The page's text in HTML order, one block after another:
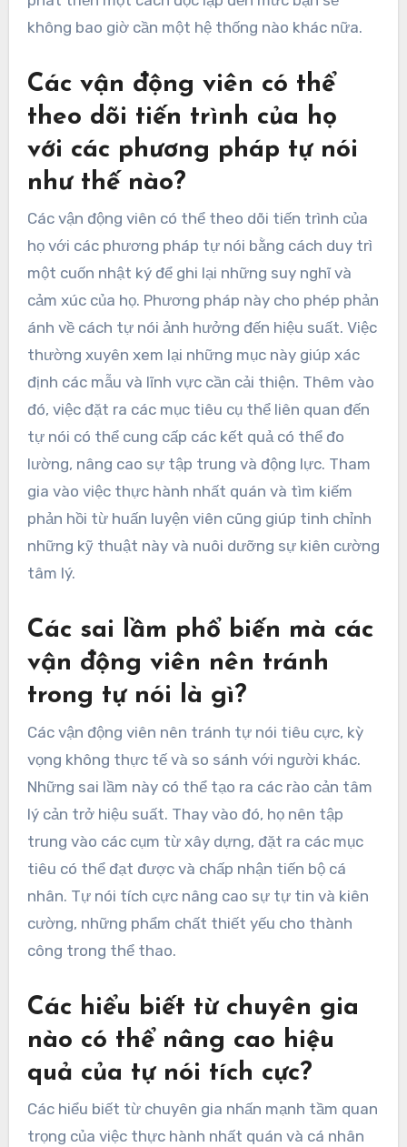
không bao giờ cần một hệ thống nào khác nữa.
Các vận động viên có thể
theo dõi tiến trình của họ
với các phương pháp tự nói
như thế nào?
Các vận động viên có thể theo dõi tiến trình của
họ với các phương pháp tự nói bằng cách duy trì
một cuốn nhật ký để ghi lại những suy nghĩ và
cảm xúc của họ. Phương pháp này cho phép phản
ánh về cách tự nói ảnh hưởng đến hiệu suất. Việc
thường xuyên xem lại những mục này giúp xác
định các mẫu và lĩnh vực cần cải thiện. Thêm vào
đó, việc đặt ra các mục tiêu cụ thể liên quan đến
tự nói có thể cung cấp các kết quả có thể đo
lường, nâng cao sự tập trung và động lực. Tham
gia vào việc thực hành nhất quán và tìm kiếm
phản hồi từ huấn luyện viên cũng giúp tinh chỉnh
những kỹ thuật này và nuôi dưỡng sự kiên cường
tâm lý.
Các sai lầm phổ biến mà các
vận động viên nên tránh
trong tự nói là gì?
Các vận động viên nên tránh tự nói tiêu cực, kỳ
vọng không thực tế và so sánh với người khác.
Những sai lầm này có thể tạo ra các rào cản tâm
lý cản trở hiệu suất. Thay vào đó, họ nên tập
trung vào các cụm từ xây dựng, đặt ra các mục
tiêu có thể đạt được và chấp nhận tiến bộ cá
nhân. Tự nói tích cực nâng cao sự tự tin và kiên
cường, những phẩm chất thiết yếu cho thành
công trong thể thao.
Các hiểu biết từ chuyên gia
nào có thể nâng cao hiệu
quả của tự nói tích cực?
Các hiểu biết từ chuyên gia nhấn mạnh tầm quan
trọng của việc thực hành nhất quán và cá nhân